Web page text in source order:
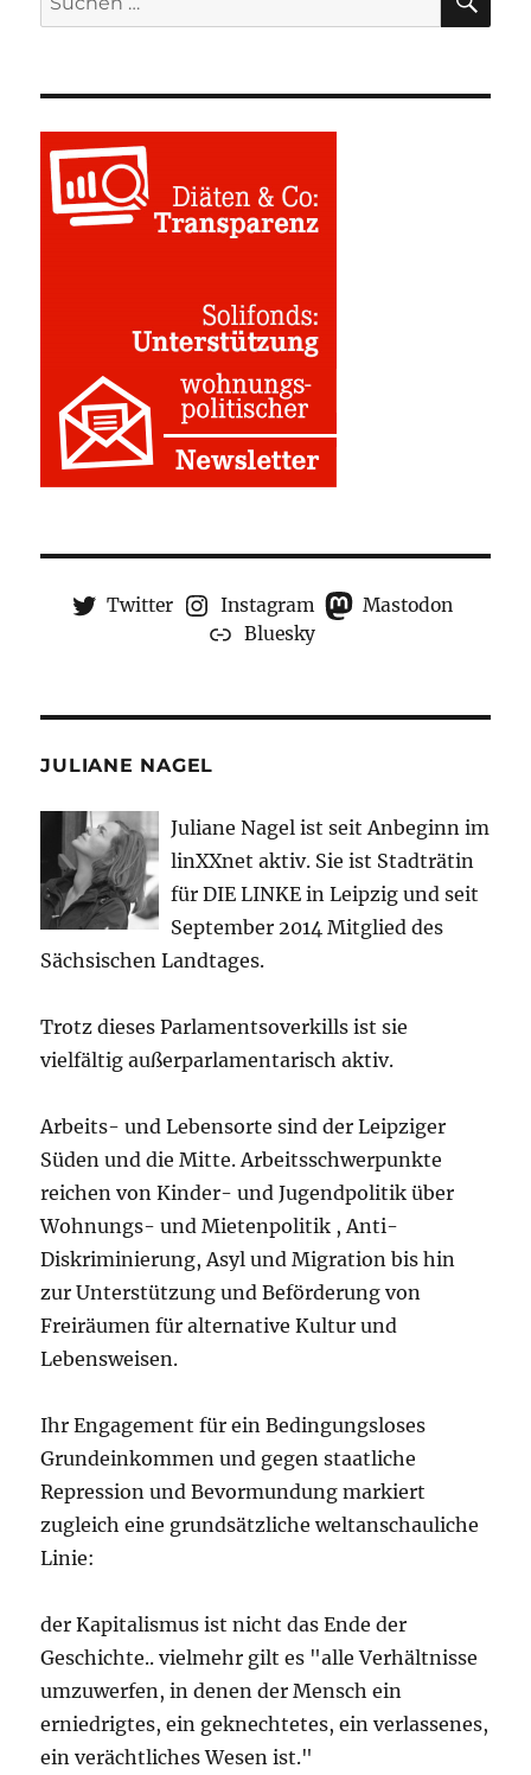
nach:
Twitter Instagram
Mastodon
Bluesky
JULIANE NAGEL
Juliane Nagel ist seit Anbeginn im
linXXnet aktiv. Sie ist Stadträtin
für DIE LINKE in Leipzig und seit
September 2014 Mitglied des
Sächsischen Landtages.
Trotz dieses Parlamentsoverkills ist sie
vielfältig außerparlamentarisch aktiv.
Arbeits- und Lebensorte sind der Leipziger
Süden und die Mitte. Arbeitsschwerpunkte
reichen von Kinder- und Jugendpolitik über
Wohnungs- und Mietenpolitik , Anti-
Diskriminierung, Asyl und Migration bis hin
zur Unterstützung und Beförderung von
Freiräumen für alternative Kultur und
Lebensweisen.
Ihr Engagement für ein Bedingungsloses
Grundeinkommen und gegen staatliche
Repression und Bevormundung markiert
zugleich eine grundsätzliche weltanschauliche
Linie:
der Kapitalismus ist nicht das Ende der
Geschichte.. vielmehr gilt es "alle Verhältnisse
umzuwerfen, in denen der Mensch ein
erniedrigtes, ein geknechtetes, ein verlassenes,
ein verächtliches Wesen ist."